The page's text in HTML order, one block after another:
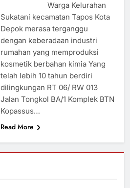
Warga Kelurahan
Sukatani kecamatan Tapos Kota
Depok merasa terganggu
dengan keberadaan industri
rumahan yang memproduksi
kosmetik berbahan kimia Yang
telah lebih 10 tahun berdiri
dilingkungan RT 06/ RW 013
Jalan Tongkol BA/1 Komplek BTN
Kopassus…
Read More